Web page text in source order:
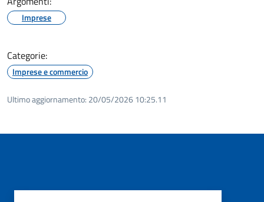
Imprese
Categorie:
Imprese e commercio
Ultimo aggiornamento: 20/05/2026 10:25.11